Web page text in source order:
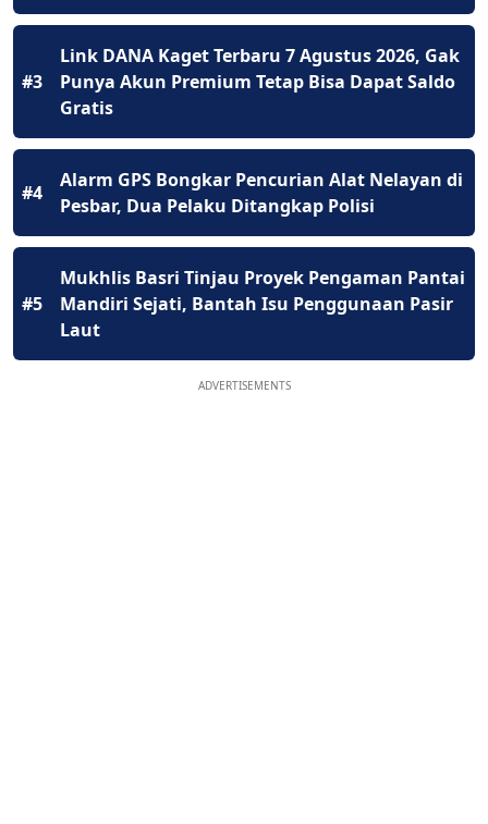
#3
Link DANA Kaget Terbaru 7 Agustus 2026, Gak
Punya Akun Premium Tetap Bisa Dapat Saldo
Gratis
#4
Alarm GPS Bongkar Pencurian Alat Nelayan di
Pesbar, Dua Pelaku Ditangkap Polisi
#5
Mukhlis Basri Tinjau Proyek Pengaman Pantai
Mandiri Sejati, Bantah Isu Penggunaan Pasir
Laut
ADVERTISEMENTS